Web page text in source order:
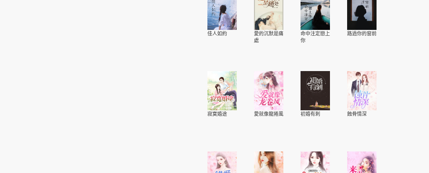
佳人如約
愛的沉默是痛
處
命中注定戀上
你
路過你的窗前
寂寞婚途 愛就像龍捲風 初婚有刺 蝕骨情深